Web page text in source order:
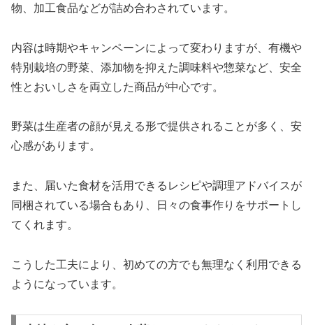
物、加工食品などが詰め合わされています。
内容は時期やキャンペーンによって変わりますが、有機や
特別栽培の野菜、添加物を抑えた調味料や惣菜など、安全
性とおいしさを両立した商品が中心です。
野菜は生産者の顔が見える形で提供されることが多く、安
心感があります。
また、届いた食材を活用できるレシピや調理アドバイスが
同梱されている場合もあり、日々の食事作りをサポートし
てくれます。
こうした工夫により、初めての方でも無理なく利用できる
ようになっています。